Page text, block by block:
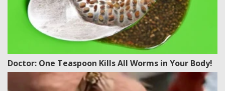
Doctor: One Teaspoon Kills All Worms in Your Body!